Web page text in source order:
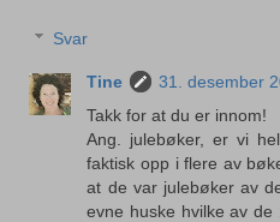
Svar
Tine
31. desember
Takk for at du er innom!
Ang. julebøker, er vi
faktisk opp i flere av
at de var julebøker av
evne huske hvilke av